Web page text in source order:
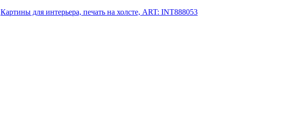
Картины для интерьера, печать на холсте, ART: INT888053